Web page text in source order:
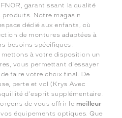
garantissant la qualité
produits. Notre magasin
dédié aux enfants, où
de montures adaptées à
besoins spécifiques.
à votre disposition un
vous permettant d'essayer
faire votre choix final. De
perte et vol (Krys Avec
d'esprit supplémentaire.
de vous offrir le meilleur
équipements optiques. Que